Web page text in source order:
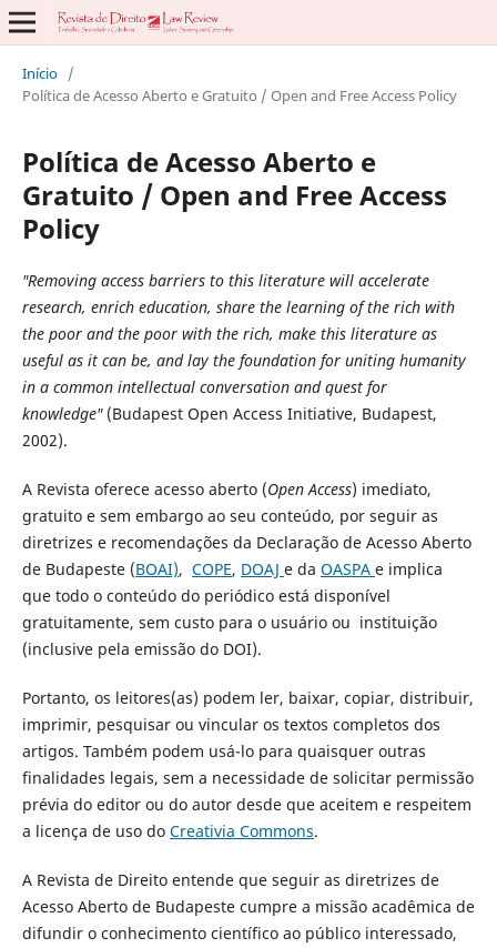
Início /
Política de Acesso Aberto e Gratuito / Open and Free Access Policy
Política de Acesso Aberto e
Gratuito / Open and Free Access
Policy
"Removing access barriers to this literature will accelerate
research, enrich education, share the learning of the rich with
the poor and the poor with the rich, make this literature as
useful as it can be, and lay the foundation for uniting humanity
in a common intellectual conversation and quest for
knowledge"(Budapest Open Access Initiative, Budapest,
2002).
A Revista oferece acesso aberto (Open Access) imediato,
gratuito e sem embargo ao seu conteúdo, por seguir as
diretrizes e recomendações da Declaração de Acesso Aberto
de Budapeste (BOAI), COPE, DOAJ e da OASPA e implica
que todo o conteúdo do periódico está disponível
gratuitamente, sem custo para o usuário ou instituição
(inclusive pela emissão do DOI).
Portanto, os leitores(as) podem ler, baixar, copiar, distribuir,
imprimir, pesquisar ou vincular os textos completos dos
artigos. Também podem usá-lo para quaisquer outras
finalidades legais, sem a necessidade de solicitar permissão
prévia do editor ou do autor desde que aceitem e respeitem
a licença de uso do Creativia Commons.
A Revista de Direito entende que seguir as diretrizes de
Acesso Aberto de Budapeste cumpre a missão acadêmica de
difundir o conhecimento científico ao público interessado,